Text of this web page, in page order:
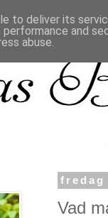
fredag
Vad
to deliver its
performance and
abuse.